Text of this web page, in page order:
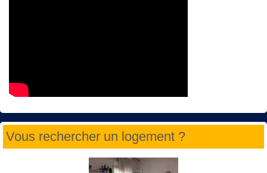
Vous rechercher un logement ?